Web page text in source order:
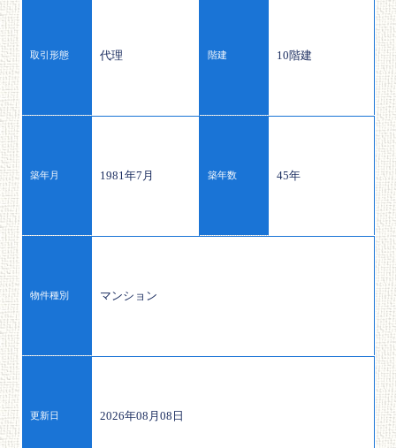
取引形態 代理 階建 10階建
築年月 1981年7月 築年数 45年
物件種別 マンション
更新日 2026年08月08日